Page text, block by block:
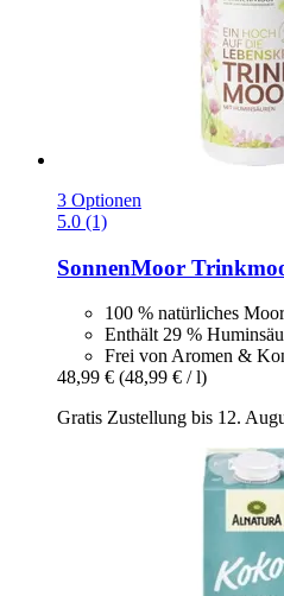
3 Optionen
5.0 (1)
SonnenMoor
100 % natürliches
Enthält 29 %
Frei von Aromen &
48,99 € (48,99 € / l)
Gratis Zustellung bis 12.